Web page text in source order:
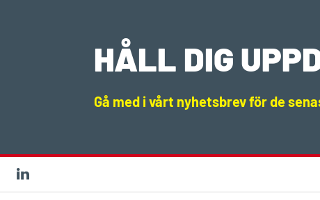
HÅLL DIG
Gå med i vårt nyhetsbrev för de